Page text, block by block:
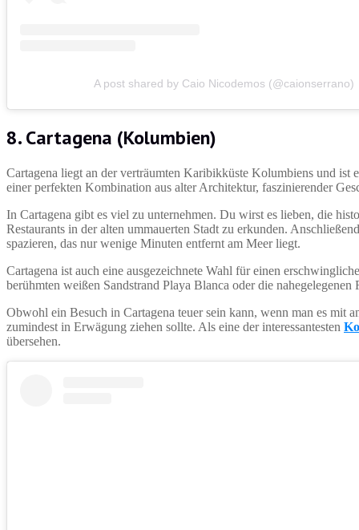
A post shared by Caio Nicodemos (@caionserrano)
8. Cartagena (Kolumbien)
Cartagena liegt an der verträumten Karibikküste Kolumbiens und ist
einer perfekten Kombination aus alter Architektur, faszinierender
In Cartagena gibt es viel zu unternehmen. Du wirst es lieben, die
Restaurants in der alten ummauerten Stadt zu erkunden.
spazieren, das nur wenige Minuten entfernt am Meer liegt.
Cartagena ist auch eine ausgezeichnete Wahl für einen
berühmten weißen Sandstrand Playa Blanca oder die nahegelegenen
Obwohl ein Besuch in Cartagena teuer sein kann, wenn man es mit
zumindest in Erwägung ziehen sollte. Als eine der interessantesten
übersehen.